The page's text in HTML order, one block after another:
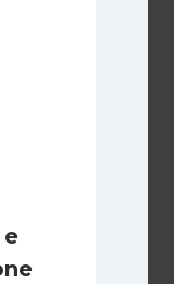
e